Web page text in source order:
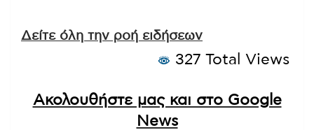
Δείτε όλη την ροή ειδήσεων
327 Total Views
Ακολουθήστε μας και στο Google
News